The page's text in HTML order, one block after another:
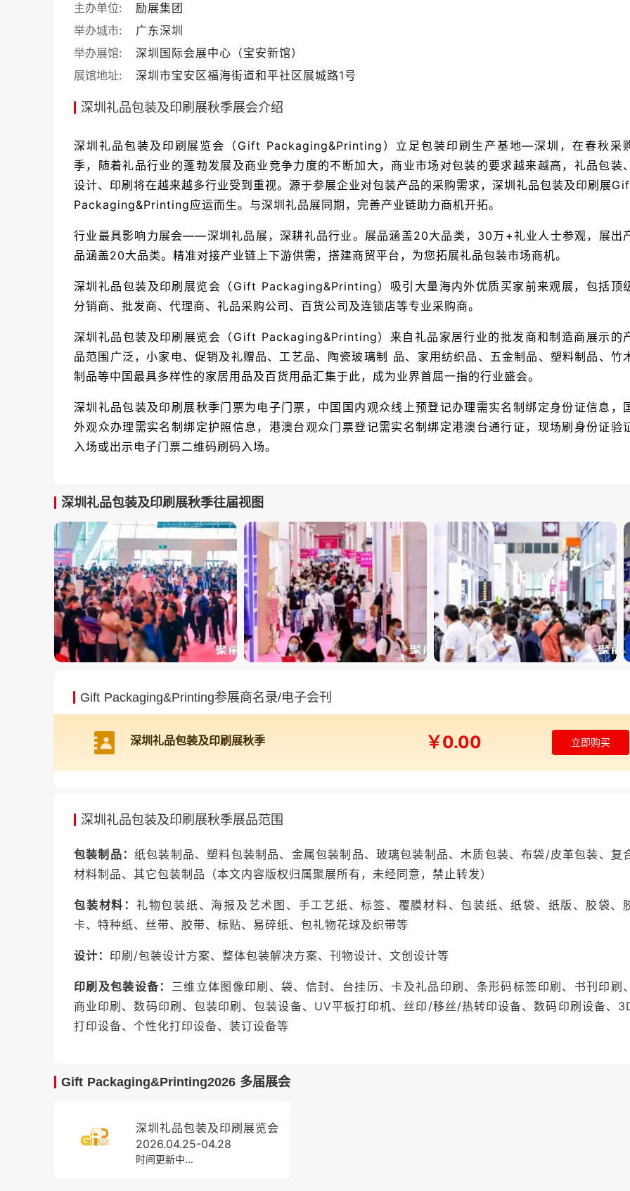
主办单位:
励展集团
举办城市:
广东深圳
举办展馆:
深圳国际会展中心（宝安新馆）
展馆地址:
深圳市宝安区福海街道和平社区展城路1号
深圳礼品包装及印刷展秋季展会介绍
深圳礼品包装及印刷展览会（Gift Packaging&Printing）立足包装印刷生产基地—深圳，在春秋采
季，随着礼品行业的蓬勃发展及商业竞争力度的不断加大，商业市场对包装的要求越来越高，礼品包装
设计、印刷将在越来越多行业受到重视。源于参展企业对包装产品的采购需求，深圳礼品包装及印刷展
Packaging&Printing应运而生。与深圳礼品展同期，完善产业链助力商机开拓。
行业最具影响力展会——深圳礼品展，深耕礼品行业。展品涵盖20大品类，30万+礼业人士参观，展出
品涵盖20大品类。精准对接产业链上下游供需，搭建商贸平台，为您拓展礼品包装市场商机。
深圳礼品包装及印刷展览会（Gift Packaging&Printing）吸引大量海内外优质买家前来观展，包括顶
分销商、批发商、代理商、礼品采购公司、百货公司及连锁店等专业采购商。
深圳礼品包装及印刷展览会（Gift Packaging&Printing）来自礼品家居行业的批发商和制造商展示的
品范围广泛，小家电、促销及礼赠品、工艺品、陶瓷玻璃制 品、家用纺织品、五金制品、塑料制品、竹
制品等中国最具多样性的家居用品及百货用品汇集于此，成为业界首屈一指的行业盛会。
深圳礼品包装及印刷展秋季门票为电子门票，中国国内观众线上预登记办理需实名制绑定身份证信息，
外观众办理需实名制绑定护照信息，港澳台观众门票登记需实名制绑定港澳台通行证，现场刷身份证验
入场或出示电子门票二维码刷码入场。
深圳礼品包装及印刷展秋季往届视图
Gift Packaging&Printing参展商名录/电子会刊
深圳礼品包装及印刷展秋季 ￥0.00 立即购买
深圳礼品包装及印刷展秋季展品范围
包装制品： 纸包装制品、塑料包装制品、金属包装制品、玻璃包装制品、木质包装、布袋/皮革包装、复
材料制品、其它包装制品（本文内容版权归属聚展所有，未经同意，禁止转发）
包装材料： 礼物包装纸、海报及艺术图、手工艺纸、标签、覆膜材料、包装纸、纸袋、纸版、胶袋、
卡、特种纸、丝带、胶带、标贴、易碎纸、包礼物花球及织带等
设计： 印刷/包装设计方案、整体包装解决方案、刊物设计、文创设计等
印刷及包装设备： 三维立体图像印刷、袋、信封、台挂历、卡及礼品印刷、条形码标签印刷、书刊印刷
商业印刷、数码印刷、包装印刷、包装设备、UV平板打印机、丝印/移丝/热转印设备、数码印刷设备、
打印设备、个性化打印设备、装订设备等
Gift Packaging&Printing2026 多届展会
深圳礼品包装及印刷展览会
2026.04.25-04.28
时间更新中...